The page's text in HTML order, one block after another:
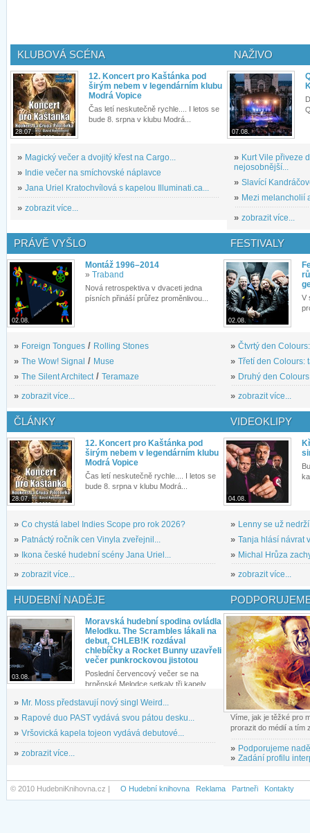
KLUBOVÁ SCÉNA
28.07.
12. Koncert pro Kaštánka pod
širým nebem v legendárním klubu
Modrá Vopice
Čas letí neskutečně rychle.... I letos se
bude 8. srpna v klubu Modrá...
» Magický večer a dvojitý křest na Cargo...
» Indie večer na smíchovské náplavce
» Jana Uriel Kratochvílová s kapelou Illuminati.ca...
» zobrazit více...
NAŽIVO
07.08.
» Kurt Vile přiveze
nejosobnější...
» Slavící
» Mezi melancholií
» zobrazit více...
PRÁVĚ VYŠLO
02.08.
Montáž 1996–2014
» Traband
Nová retrospektiva v dvaceti jedna
písních přináší průřez proměnlivou...
» Foreign Tongues / Rolling Stones
» The Wow! Signal / Muse
» The Silent Architect / Teramaze
» zobrazit více...
FESTIVALY
02.08.
V
» Čtvrtý den
» Třetí den Colours:
» Druhý den
» zobrazit více...
ČLÁNKY
28.07.
12. Koncert pro Kaštánka pod
širým nebem v legendárním klubu
Modrá Vopice
Čas letí neskutečně rychle.... I letos se
bude 8. srpna v klubu Modrá...
» Co chystá label Indies Scope pro rok 2026?
» Patnáctý ročník cen Vinyla zveřejnil...
»
Ikona české hudební scény Jana Uriel...
» zobrazit více...
VIDEOKLIPY
04.08.
» Lenny se už
» Tanja hlásí návrat
» Michal Hrůza
» zobrazit více...
HUDEBNÍ NADĚJE
03.08.
Moravská hudební spodina ovládla
Melodku. The Scrambles lákali na
debut, CHLEB!K rozdával
chlebíčky a Rocket Bunny uzavřeli
večer punkrockovou jistotou
Poslední červencový večer se na
brněnské Melodce setkaly tři kapely...
» Mr. Moss představují nový singl Weird...
» Rapové duo PAST vydává svou pátou desku...
» Vršovická kapela tojeon vydává debutové...
» zobrazit více...
Víme, jak je těžké pro
prorazit do médií a tím
» Podporujeme
» Zadání profilu
© 2010 HudebniKnihovna.cz | O Hudební knihovna Reklama Partneři Kontakty